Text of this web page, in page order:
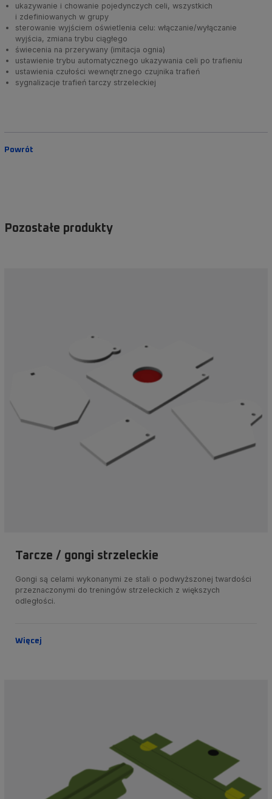
ukazywanie i chowanie pojedynczych celi, wszystkich
i zdefiniowanych w grupy
sterowanie wyjściem oświetlenia celu: włączanie/wyłączanie
wyjścia, zmiana trybu ciągłego
świecenia na przerywany (imitacja ognia)
ustawienie trybu automatycznego ukazywania celi po trafieniu
ustawienia czułości wewnętrznego czujnika trafień
sygnalizacje trafień tarczy strzeleckiej
Powrót
Pozostałe produkty
Tarcze / gongi strzeleckie
Gongi są celami wykonanymi ze stali o podwyższonej twardości
przeznaczonymi do treningów strzeleckich z większych
odległości.
Więcej